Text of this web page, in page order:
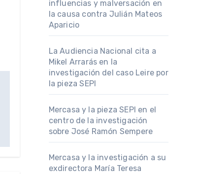
influencias y malversación en
la causa contra Julián Mateos
Aparicio
La Audiencia Nacional cita a
Mikel Arrarás en la
investigación del caso Leire por
la pieza SEPI
Mercasa y la pieza SEPI en el
centro de la investigación
sobre José Ramón Sempere
Mercasa y la investigación a su
exdirectora María Teresa